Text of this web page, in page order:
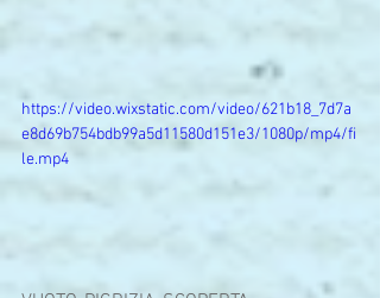
https://video.wixstatic.com/video/621b18_7d7a
e8d69b754bdb99a5d11580d151e3/1080p/mp4/fi
le.mp4